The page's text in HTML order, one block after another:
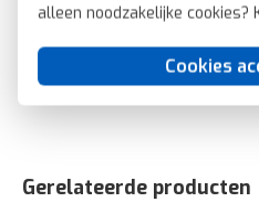
alleen noodzakelijke cookies?
Cookies
Busch-Jaeger draaiknop
SKU: Busch-Jaeger 1740-884
EAN: 4011395126929
Gerelateerde producten